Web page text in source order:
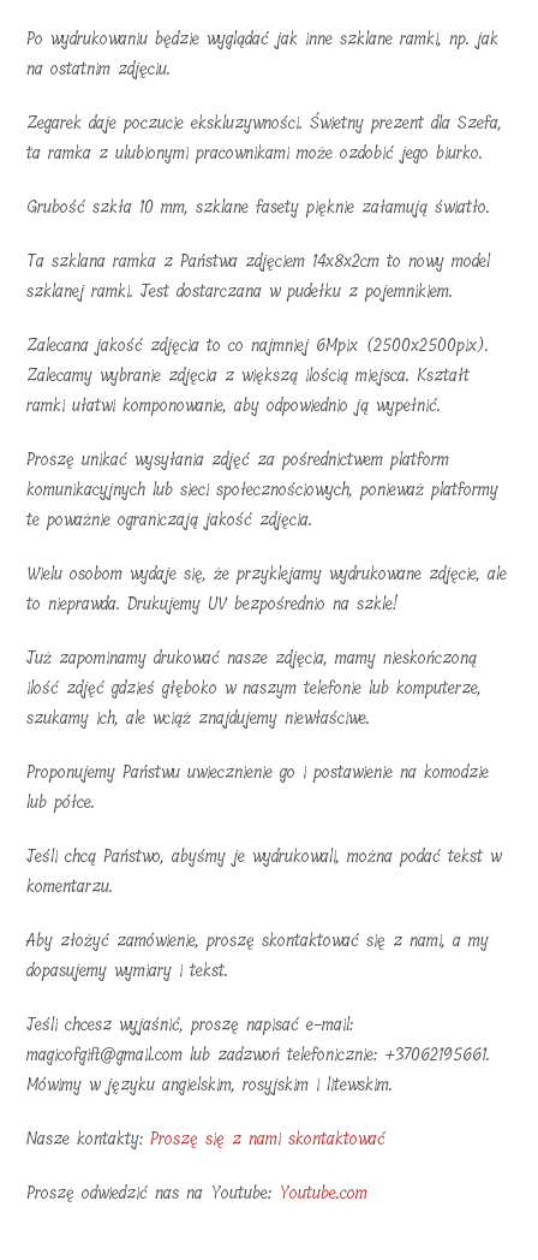
Po wydrukowaniu będzie wyglądać jak inne szklane ramki, np. jak
na ostatnim zdjęciu.
Zegarek daje poczucie ekskluzywności. Świetny prezent dla Szefa,
ta ramka z ulubionymi pracownikami może ozdobić jego biurko.
Grubość szkła 10 mm, szklane fasety pięknie załamują światło.
Ta szklana ramka z Państwa zdjęciem 14x8x2cm to nowy model
szklanej ramki. Jest dostarczana w pudełku z pojemnikiem.
Zalecana jakość zdjęcia to co najmniej 6Mpix (2500x2500pix).
Zalecamy wybranie zdjęcia z większą ilością miejsca. Kształt
ramki ułatwi komponowanie, aby odpowiednio ją wypełnić.
Proszę unikać wysyłania zdjęć za pośrednictwem platform
komunikacyjnych lub sieci społecznościowych, ponieważ platformy
te poważnie ograniczają jakość zdjęcia.
Wielu osobom wydaje się, że przyklejamy wydrukowane zdjęcie, ale
to nieprawda. Drukujemy UV bezpośrednio na szkle!
Już zapominamy drukować nasze zdjęcia, mamy nieskończoną
ilość zdjęć gdzieś głęboko w naszym telefonie lub komputerze,
szukamy ich, ale wciąż znajdujemy niewłaściwe.
Proponujemy Państwu uwiecznienie go i postawienie na komodzie
lub półce.
Jeśli chcą Państwo, abyśmy je wydrukowali, można podać tekst w
komentarzu.
Aby złożyć zamówienie, proszę skontaktować się z nami, a my
dopasujemy wymiary i tekst.
Jeśli chcesz wyjaśnić, proszę napisać e-mail:
magicofgift@gmail.com lub zadzwoń telefonicznie: +37062195661.
Mówimy w języku angielskim, rosyjskim i litewskim.
Nasze kontakty:Proszę się z nami skontaktować
Proszę odwiedzić nas na Youtube: Youtube.com